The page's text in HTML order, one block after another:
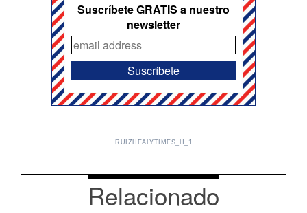
Suscríbete GRATIS a nuestro
newsletter
RUIZHEALYTIMES_H_1
Relacionado